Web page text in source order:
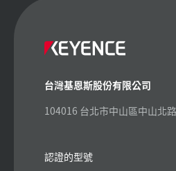
台灣基恩斯股份有限公司
104016 台北市中山區中山北
認證的型號